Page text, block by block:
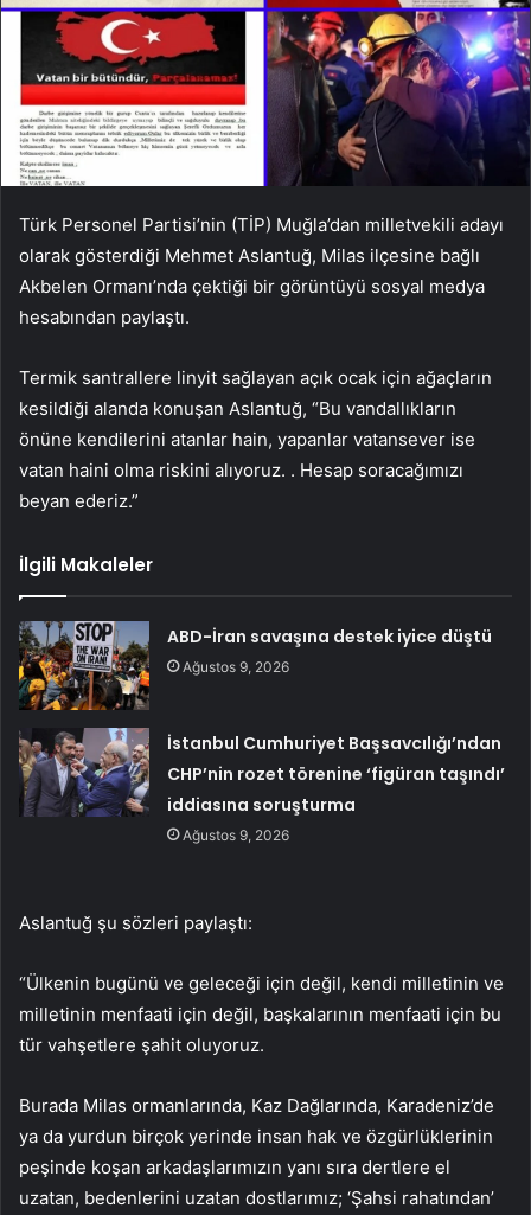
Türk Personel Partisi’nin (TİP) Muğla’dan milletvekili adayı
olarak gösterdiği Mehmet Aslantuğ, Milas ilçesine bağlı
Akbelen Ormanı’nda çektiği bir görüntüyü sosyal medya
hesabından paylaştı.
Termik santrallere linyit sağlayan açık ocak için ağaçların
kesildiği alanda konuşan Aslantuğ, “Bu vandallıkların
önüne kendilerini atanlar hain, yapanlar vatansever ise
vatan haini olma riskini alıyoruz. . Hesap soracağımızı
beyan ederiz.”
İlgili Makaleler
ABD-İran savaşına destek iyice düştü
Ağustos 9, 2026
İstanbul Cumhuriyet Başsavcılığı’ndan
CHP’nin rozet törenine ‘figüran taşındı’
iddiasına soruşturma
Ağustos 9, 2026
Aslantuğ şu sözleri paylaştı:
“Ülkenin bugünü ve geleceği için değil, kendi milletinin ve
milletinin menfaati için değil, başkalarının menfaati için bu
tür vahşetlere şahit oluyoruz.
Burada Milas ormanlarında, Kaz Dağlarında, Karadeniz’de
ya da yurdun birçok yerinde insan hak ve özgürlüklerinin
peşinde koşan arkadaşlarımızın yanı sıra dertlere el
uzatan, bedenlerini uzatan dostlarımız; ‘Şahsi rahatından’